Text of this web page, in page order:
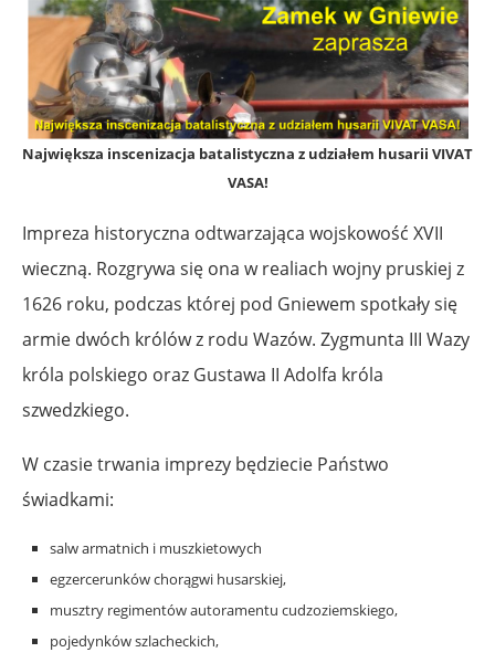
Największa inscenizacja batalistyczna z udziałem husarii VIVAT
VASA!
Impreza historyczna odtwarzająca wojskowość XVII
wieczną. Rozgrywa się ona w realiach wojny pruskiej z
1626 roku, podczas której pod Gniewem spotkały się
armie dwóch królów z rodu Wazów. Zygmunta III Wazy
króla polskiego oraz Gustawa II Adolfa króla
szwedzkiego.
W czasie trwania imprezy będziecie Państwo
świadkami:
salw armatnich i muszkietowych
egzercerunków chorągwi husarskiej,
musztry regimentów autoramentu cudzoziemskiego,
pojedynków szlacheckich,